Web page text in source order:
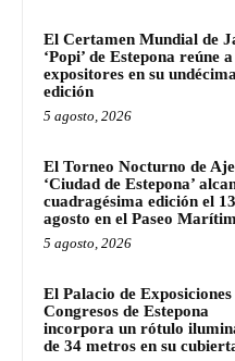
El Certamen Mundial de
‘Popi’ de Estepona reúne
expositores en su
edición
5 agosto, 2026
El Torneo Nocturno de
‘Ciudad de Estepona’
cuadragésima edición el
agosto en el Paseo
5 agosto, 2026
El Palacio de
Congresos de Estepona
incorpora un rótulo
de 34 metros en su